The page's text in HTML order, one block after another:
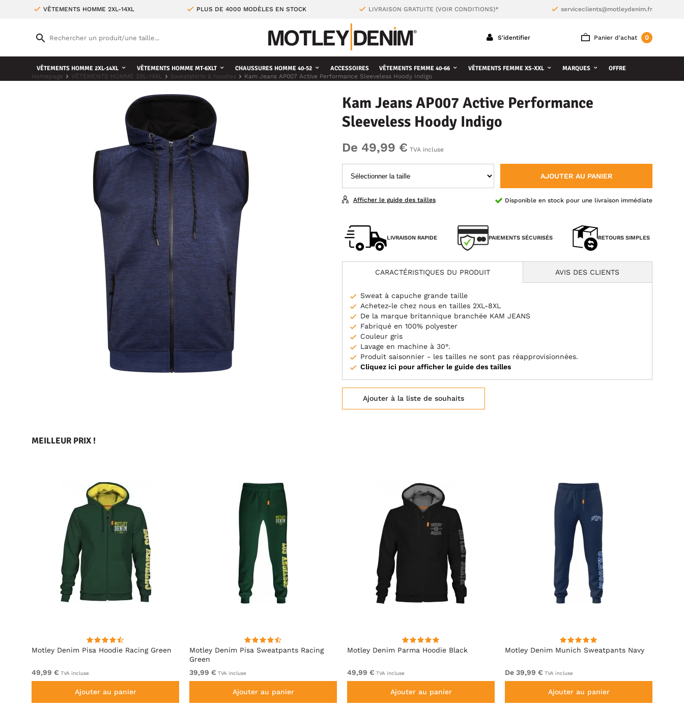
VÊTEMENTS HOMME 2XL-14XL PLUS DE 4000 MODÈLES EN STOCK LIVRAISON GRATUITE (VOIR CONDITIONS)* serviceclients@motleydenim.fr
Panier d'achat 0
S'identifier
VÊTEMENTS HOMME 2XL-14XL VÊTEMENTS HOMME MT-6XLT CHAUSSURES HOMME 40-52 ACCESSOIRES VÊTEMENTS FEMME 40-66 VÊTEMENTS FEMME XS-XXL MARQUES OFFRE
Homepage VÊTEMENTS HOMME 2XL-14XL Sweatshirts & hoodies Kam Jeans AP007 Active Performance Sleeveless Hoody Indigo
Kam Jeans AP007 Active Performance
Sleeveless Hoody Indigo
De 49,99 € TVA incluse
AJOUTER AU PANIER
Disponible en stock pour une livraison immédiate
Afficher le guide des tailles
LIVRAISON RAPIDE PAIEMENTS SÉCURISÉS RETOURS SIMPLES
CARACTÉRISTIQUES DU PRODUIT AVIS DES CLIENTS
Sweat à capuche grande taille
Achetez-le chez nous en tailles 2XL-8XL
De la marque britannique branchée KAM JEANS
Fabriqué en 100% polyester
Couleur gris
Lavage en machine à 30°.
Produit saisonnier - les tailles ne sont pas réapprovisionnées.
Cliquez ici pour afficher le guide des tailles
Ajouter à la liste de souhaits
MEILLEUR PRIX !
Motley Denim Pisa Hoodie Racing Green
49,99 € TVA incluse
Ajouter au panier
Motley Denim Pisa Sweatpants Racing
Green
39,99 € TVA incluse
Ajouter au panier
Motley Denim Parma Hoodie Black
49,99 € TVA incluse
Ajouter au panier
Motley Denim Munich Sweatpants Navy
De 39,99 € TVA incluse
Ajouter au panier